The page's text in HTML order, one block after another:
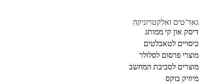
גאד’טים ואלקטרוניקה
דיסק און קי ממותג
כיסויים לטאבלטים
מוצרי פרסום לסלולר
מוצרים לסביבת המחשב
מיוזיק בוקס